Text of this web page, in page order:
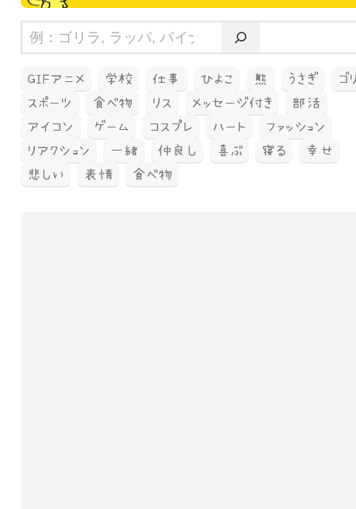
GIFアニメ 学校 仕事 ひよこ 熊 うさぎ
ゴ
スポーツ
食べ物 リス メッセージ付き
部活
アイコン
ゲーム コスプレ ハート
ファッション
リアクション
一緒 仲良し 喜ぶ 寝る
幸せ
悲しい
表情 食べ物